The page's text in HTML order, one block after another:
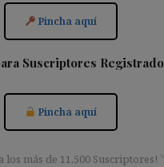
Pincha aquí
Suscriptores
Pincha aquí
los más de 11.500